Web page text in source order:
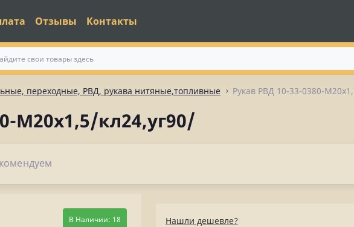
Отзывы Контакты
переходные, РВД, рукава нитяные,топливные Рукав РВД 10-33-0380-
М20х1,5/кл24,уг90/
В Наличии: 18 Нашли дешевле?